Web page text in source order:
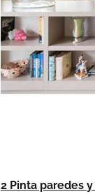
2 Pinta paredes